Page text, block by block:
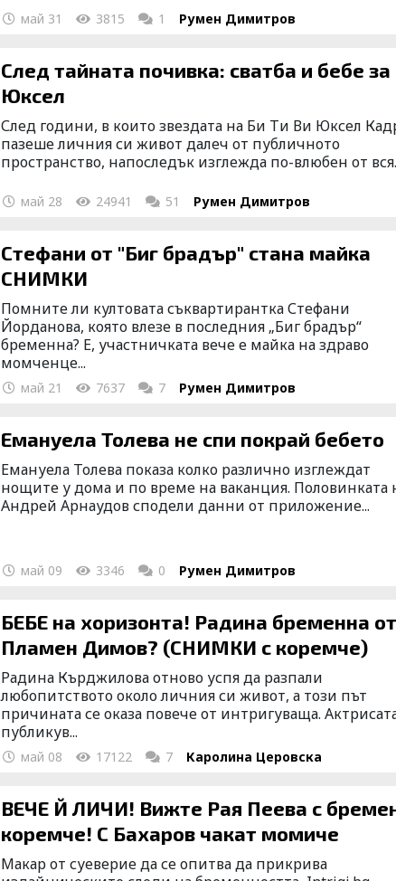
май 31 3815 1 Румен Димитров
След тайната почивка: сватба и бебе за
Юксел
След години, в които звездата на Би Ти Ви Юксел
пазеше личния си живот далеч от публичното
пространство, напоследък изглежда по-влюбен от
май 28 24941 51 Румен Димитров
Стефани от "Биг брадър" стана майка
СНИМКИ
Помните ли култовата съквартирантка Стефани
Йорданова, която влезе в последния „Биг брадър“
бременна? Е, участничката вече е майка на здраво
момченце...
май 21 7637 7 Румен Димитров
Емануела Толева не спи покрай бебето
Емануела Толева показа колко различно изглеждат
нощите у дома и по време на ваканция. Половинката
Андрей Арнаудов сподели данни от приложение...
май 09 3346 0 Румен Димитров
БЕБЕ на хоризонта! Радина бременна
Пламен Димов? (СНИМКИ с коремче)
Радина Кърджилова отново успя да разпали
любопитството около личния си живот, а този път
причината се оказа повече от интригуваща.
публикув...
май 08 17122 7 Каролина Церовска
ВЕЧЕ Й ЛИЧИ! Вижте Рая Пеева с
коремче! С Бахаров чакат момиче
Макар от суеверие да се опитва да прикрива